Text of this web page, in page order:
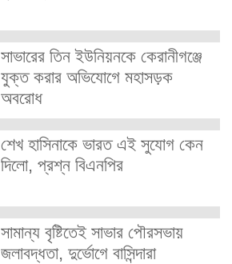
সাভারের তিন ইউনিয়নকে কেরানীগঞ্জে
যুক্ত করার অভিযোগে মহাসড়ক
অবরোধ
শেখ হাসিনাকে ভারত এই সুযোগ কেন
দিলো, প্রশ্ন বিএনপির
সামান্য বৃষ্টিতেই সাভার পৌরসভায়
জলাবদ্ধতা, দুর্ভোগে বাসিন্দারা